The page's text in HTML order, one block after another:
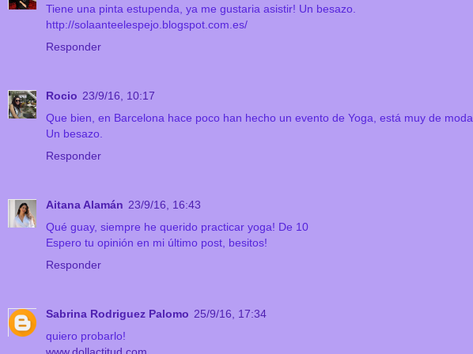
Tiene una pinta estupenda, ya me gustaria asistir! Un besazo.
http://solaanteelespejo.blogspot.com.es/
Responder
Rocio 23/9/16, 10:17
Que bien, en Barcelona hace poco han hecho un evento de Yoga, está muy de moda.
Un besazo.
Responder
Aitana Alamán 23/9/16, 16:43
Qué guay, siempre he querido practicar yoga! De 10
Espero tu opinión en mi último post, besitos!
Responder
Sabrina Rodriguez Palomo 25/9/16, 17:34
quiero probarlo!